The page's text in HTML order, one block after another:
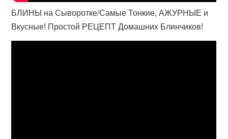
БЛИНЫ на Сыворотке/Самые Тонкие, АЖУРНЫЕ и
Вкусные! Простой РЕЦЕПТ Домашних Блинчиков!